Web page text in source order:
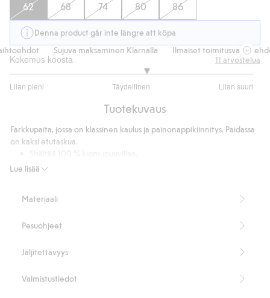
62 68 74 80 86
Denna product går inte längre att köpa
Sujuva maksaminen Klarnalla Ilmaiset toimitusvaihtoehdot
Kokemus koosta
Liian pieni Täydellinen Liian suuri
/
ääneen
11 arvostelua
Tuotekuvaus
Lue lisää
Farkkupaita, jossa on klassinen kaulus ja painonappikiinnitys. Paidassa
on kaksi etutaskua.
Tuotenumero
Materiaali
Pesuohjeet
Jäljitettävyys
Valmistustiedot